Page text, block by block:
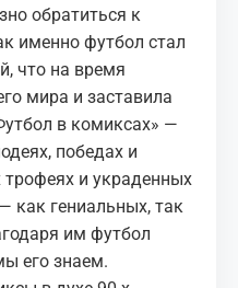
обратиться к
именно футбол стал
что на время
мира и заставила
в комиксах» —
победах и
и украденных
как гениальных, так
им футбол
его знаем.